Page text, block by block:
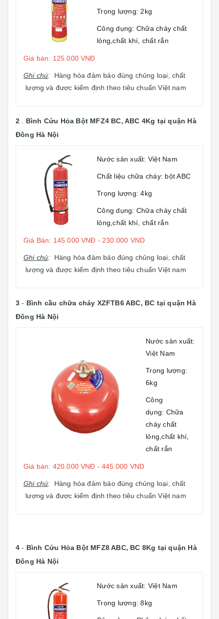
Trọng lượng: 2kg
Công dụng: Chữa cháy chất
lỏng,chất khí, chất rắn
Giá bán: 125.000 VNĐ
Ghi chú: Hàng hóa đảm bảo đúng chủng loại, chất
lượng và được kiểm định theo tiêu chuẩn Việt nam
2 Bình Cứu Hỏa Bột MFZ4 BC, ABC 4Kg tại quận Hà
Đông Hà Nội
Nước sản xuất: Việt Nam
Chất liệu chữa cháy: bột ABC
Trọng lượng: 4kg
Công dụng: Chữa cháy chất
lỏng,chất khí, chất rắn
Giá Bán: 145.000 VNĐ - 230.000 VND
Ghi chú: Hàng hóa đảm bảo đúng chủng loại, chất
lượng và được kiểm định theo tiêu chuẩn Việt nam
3 - Bình cầu chữa cháy XZFTB6 ABC, BC tại quận Hà
Đông Hà Nội
Nước sản xuất:
Việt Nam
Trọng lượng:
6kg
Công
dụng: Chữa
cháy chất
lỏng,chất khí,
chất rắn
Giá bán: 420.000 VNĐ - 445.000 VND
Ghi chú: Hàng hóa đảm bảo đúng chủng loại, chất
lượng và được kiểm định theo tiêu chuẩn Việt nam
4 - Bình Cứu Hỏa Bột MFZ8 ABC, BC 8Kg tại quận Hà
Đông Hà Nội
Nước sản xuất: Việt Nam
Trọng lượng: 8kg